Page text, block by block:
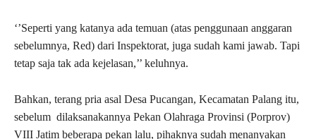
‘’Seperti yang katanya ada temuan (atas penggunaan anggaran
sebelumnya, Red) dari Inspektorat, juga sudah kami jawab. Tapi
tetap saja tak ada kejelasan,’’ keluhnya.
Bahkan, terang pria asal Desa Pucangan, Kecamatan Palang itu,
sebelum dilaksanakannya Pekan Olahraga Provinsi (Porprov)
VIII Jatim beberapa pekan lalu, pihaknya sudah menanyakan